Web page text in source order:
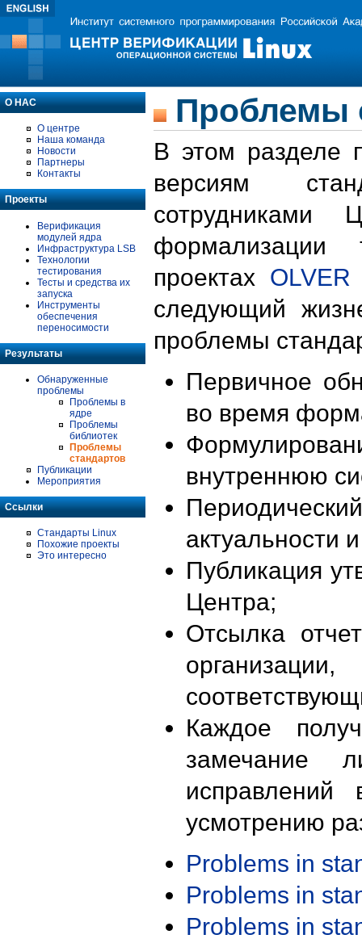
О НАС
О центре
Наша команда
Новости
Партнеры
Контакты
Проекты
Верификация
модулей ядра
Инфраструктура LSB
Технологии
тестирования
Тесты и средства их
запуска
Инструменты
обеспечения
переносимости
Результаты
Обнаруженные
проблемы
Проблемы в
ядре
Проблемы
библиотек
Проблемы
стандартов
Публикации
Мероприятия
Ссылки
Стандарты Linux
Похожие проекты
Это интересно
Проблемы
В этом разделе
версиям
формализации
проектах OLVER
следующий
проблемы
Первичное
во время
внутреннюю
актуальности
Публикация
Центра;
Отсылка
Каждое
замечание
исправлений
усмотрению
Problems in
Problems in
Problems in